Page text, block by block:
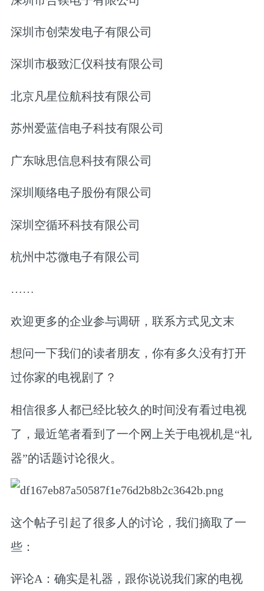
深圳市创荣发电子有限公司
深圳市极致汇仪科技有限公司
北京凡星位航科技有限公司
苏州爱蓝信电子科技有限公司
广东咏思信息科技有限公司
深圳顺络电子股份有限公司
深圳空循环科技有限公司
杭州中芯微电子有限公司
……
欢迎更多的企业参与调研，联系方式见文末
想问一下我们的读者朋友，你有多久没有打开
过你家的电视剧了？
相信很多人都已经比较久的时间没有看过电视
了，最近笔者看到了一个网上关于电视机是“礼
器”的话题讨论很火。
这个帖子引起了很多人的讨论，我们摘取了一
些：
评论A：确实是礼器，跟你说说我们家的电视